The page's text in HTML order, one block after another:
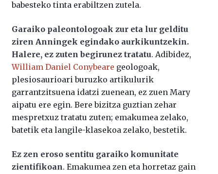
babesteko tinta erabiltzen zutela.
Garaiko paleontologoak zur eta lur gelditu
ziren Anningek egindako aurkikuntzekin.
Halere, ez zuten begirunez tratatu. Adibidez,
William Daniel Conybeare geologoak,
plesiosaurioari buruzko artikulurik
garrantzitsuena idatzi zuenean, ez zuen Mary
aipatu ere egin. Bere bizitza guztian zehar
mespretxuz tratatu zuten; emakumea zelako,
batetik eta langile-klasekoa zelako, bestetik.
Ez zen eroso sentitu garaiko komunitate
zientifikoan. Emakumea zen eta horretaz gain